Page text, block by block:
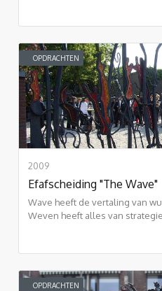
OPDRACHTEN
2009
Efafscheiding "The Wave"
Wave heeft de vertaling van
Weven heeft alles van
OPDRACHTEN